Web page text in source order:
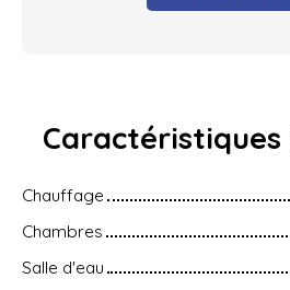
Caractéristiques
Chauffage
Chambres
Salle d'eau